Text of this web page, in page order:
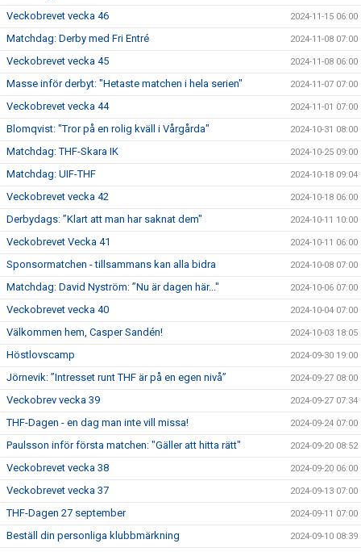
Veckobrevet vecka 46 2024-11-15 06:00
Matchdag: Derby med Fri Entré 2024-11-08 07:00
Veckobrevet vecka 45 2024-11-08 06:00
Masse inför derbyt: "Hetaste matchen i hela serien" 2024-11-07 07:00
Veckobrevet vecka 44 2024-11-01 07:00
Blomqvist: "Tror på en rolig kväll i Vårgårda" 2024-10-31 08:00
Matchdag: THF-Skara IK 2024-10-25 09:00
Matchdag: UIF-THF 2024-10-18 09:04
Veckobrevet vecka 42 2024-10-18 06:00
Derbydags: ”Klart att man har saknat dem" 2024-10-11 10:00
Veckobrevet Vecka 41 2024-10-11 06:00
Sponsormatchen - tillsammans kan alla bidra 2024-10-08 07:00
Matchdag: David Nyström: ”Nu är dagen här..." 2024-10-06 07:00
Veckobrevet vecka 40 2024-10-04 07:00
Välkommen hem, Casper Sandén! 2024-10-03 18:05
Höstlovscamp 2024-09-30 19:00
Jörnevik: ”Intresset runt THF är på en egen nivå” 2024-09-27 08:00
Veckobrev vecka 39 2024-09-27 07:34
THF-Dagen - en dag man inte vill missa! 2024-09-24 07:00
Paulsson inför första matchen: "Gäller att hitta rätt" 2024-09-20 08:52
Veckobrevet vecka 38 2024-09-20 06:00
Veckobrevet vecka 37 2024-09-13 07:00
THF-Dagen 27 september 2024-09-11 07:00
Beställ din personliga klubbmärkning 2024-09-10 08:39